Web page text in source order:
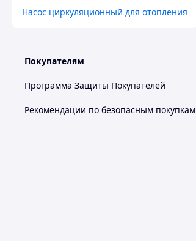
Насос циркуляционный для отопления
Покупателям
Программа Защиты Покупателей
Рекомендации по безопасным покупкам